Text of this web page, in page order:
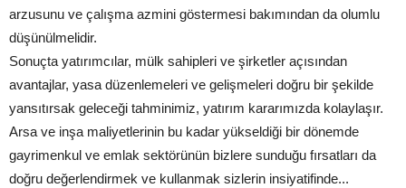
arzusunu ve çalışma azmini göstermesi bakımından da olumlu
düşünülmelidir.
Sonuçta yatırımcılar, mülk sahipleri ve şirketler açısından
avantajlar, yasa düzenlemeleri ve gelişmeleri doğru bir şekilde
yansıtırsak geleceği tahminimiz, yatırım kararımızda kolaylaşır.
Arsa ve inşa maliyetlerinin bu kadar yükseldiği bir dönemde
gayrimenkul ve emlak sektörünün bizlere sunduğu fırsatları da
doğru değerlendirmek ve kullanmak sizlerin insiyatifinde...